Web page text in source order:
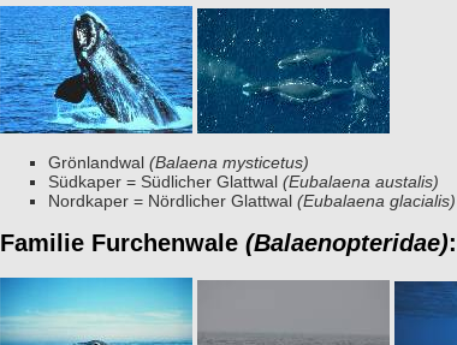
Grönlandwal (Balaena mysticetus)
Südkaper = Südlicher Glattwal (Eubalaena austalis)
Nordkaper = Nördlicher Glattwal (Eubalaena glacialis)
Familie Furchenwale (Balaenopteridae):